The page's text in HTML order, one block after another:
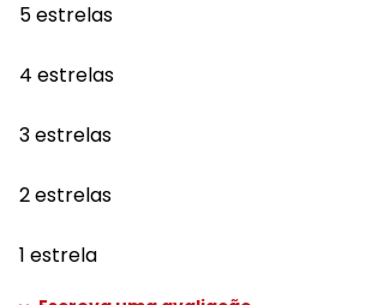
5 estrelas
4 estrelas
3 estrelas
2 estrelas
1 estrela